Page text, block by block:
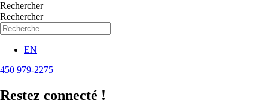
Rechercher
Rechercher
EN
450 979-2275
Restez connecté !